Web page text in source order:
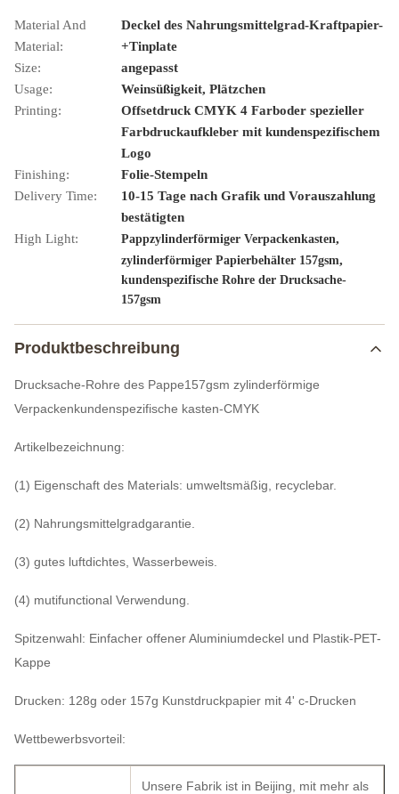
Material And
Material:
Deckel des Nahrungsmittelgrad-Kraftpapier-
+Tinplate
Size:
angepasst
Usage:
Weinsüßigkeit, Plätzchen
Printing:
Offsetdruck CMYK 4 Farboder spezieller
Farbdruckaufkleber mit kundenspezifischem
Logo
Finishing:
Folie-Stempeln
Delivery Time:
10-15 Tage nach Grafik und Vorauszahlung
bestätigten
High Light:
Pappzylinderförmiger Verpackenkasten,
zylinderförmiger Papierbehälter 157gsm,
kundenspezifische Rohre der Drucksache-
157gsm
Produktbeschreibung
Drucksache-Rohre des Pappe157gsm zylinderförmige
Verpackenkundenspezifische kasten-CMYK
Artikelbezeichnung:
(1) Eigenschaft des Materials: umweltsmäßig, recyclebar.
(2) Nahrungsmittelgradgarantie.
(3) gutes luftdichtes, Wasserbeweis.
(4) mutifunctional Verwendung.
Spitzenwahl: Einfacher offener Aluminiumdeckel und Plastik-PET-
Kappe
Drucken: 128g oder 157g Kunstdruckpapier mit 4' c-Drucken
Wettbewerbsvorteil:
Unsere Fabrik ist in Beijing, mit mehr als